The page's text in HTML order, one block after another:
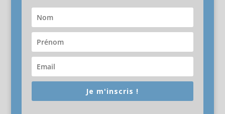
Je m'inscris !